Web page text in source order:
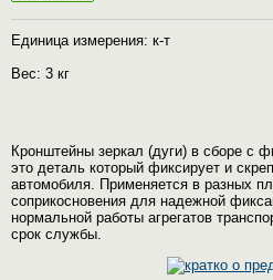
Единица измерения: к-т
Вес: 3 кг
Кронштейны зеркал (дуги) в сборе с
это деталь который фиксирует и
автомобиля. Применяется в разных
соприкосновения для надежной
нормальной работы агрегатов
срок службы.